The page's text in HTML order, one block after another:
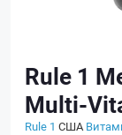
Rule 1
Multi-
Rule 1 США